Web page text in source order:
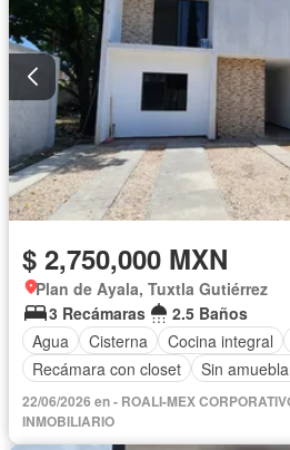
$ 2,750,000 MXN
Plan de Ayala, Tuxtla Gutiérrez
3 Recámaras
2.5 Baños
Agua
Cisterna Cocina integral
Recámara con closet
Sin
22/06/2026 en - ROALI-MEX
INMOBILIARIO